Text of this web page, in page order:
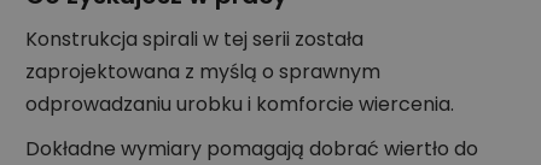
Konstrukcja spirali w tej serii została
zaprojektowana z myślą o sprawnym
odprowadzaniu urobku i komforcie wiercenia.
Dokładne wymiary pomagają dobrać wiertło do